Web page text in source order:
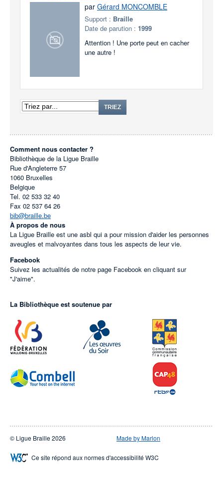
par Gérard MONCOMBLE
Support : Braille
Date de parution : 1999
Attention ! Une porte peut en cacher
une autre !
TRIEZ
Comment nous contacter ?
Bibliothèque de la Ligue Braille
Rue d'Angleterre 57
1060 Bruxelles
Belgique
Tel. 02 533 32 40
Fax 02 537 64 26
bib@braille.be
À propos de nous
La Ligue Braille est une asbl qui a pour mission d'aider les personnes
aveugles et malvoyantes dans tous les aspects de leur vie.
Facebook
Suivez les actualités de notre page Facebook en cliquant sur
"J'aime".
La Bibliothèque est soutenue par
© Ligue Braille 2026 Made by Marlon
Ce site répond aux normes d'accessibilité W3C